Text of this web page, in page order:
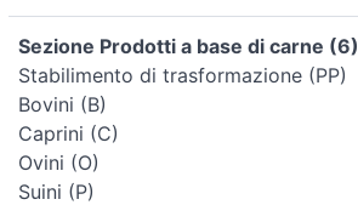
Sezione Prodotti a base di carne (6)
Stabilimento di trasformazione (PP)
Bovini (B)
Caprini (C)
Ovini (O)
Suini (P)